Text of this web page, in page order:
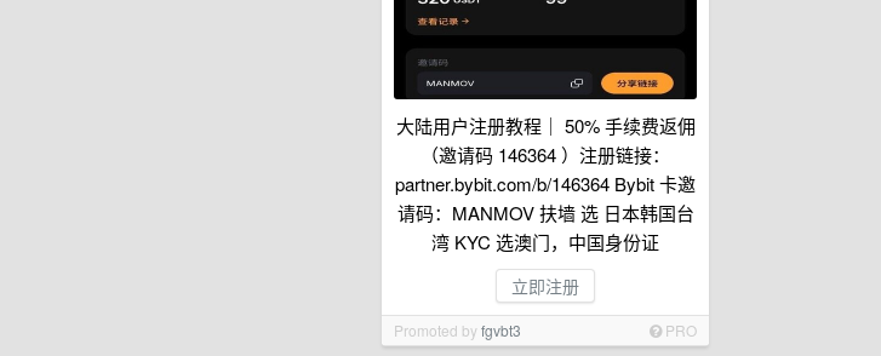
大陆用户注册教程｜ 50% 手续费返佣
（邀请码 146364 ）注册链接：
partner.bybit.com/b/146364 Bybit 卡邀
请码：MANMOV 扶墙 选 日本韩国台
湾 KYC 选澳门，中国身份证
立即注册
Promoted byfgvbt3 PRO